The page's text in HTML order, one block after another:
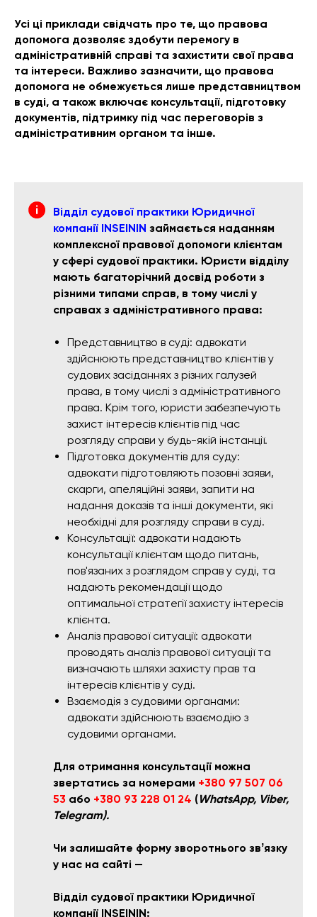
Усі ці приклади свідчать про те, що правова
допомога дозволяє здобути перемогу в
адміністративній справі та захистити свої права
та інтереси. Важливо зазначити, що правова
допомога не обмежується лише представництвом
в суді, а також включає консультації, підготовку
документів, підтримку під час переговорів з
адміністративним органом та інше.
Відділ судової практики Юридичної
компанії INSEININ займається наданням
комплексної правової допомоги клієнтам
у сфері судової практики. Юристи відділу
мають багаторічний досвід роботи з
різними типами справ, в тому числі у
справах з адміністративного права:
Представництво в суді: адвокати
здійснюють представництво клієнтів у
судових засіданнях з різних галузей
права, в тому числі з адміністративного
права. Крім того, юристи забезпечують
захист інтересів клієнтів під час
розгляду справи у будь-якій інстанції.
Підготовка документів для суду:
адвокати підготовляють позовні заяви,
скарги, апеляційні заяви, запити на
надання доказів та інші документи, які
необхідні для розгляду справи в суді.
Консультації: адвокати надають
консультації клієнтам щодо питань,
пов'язаних з розглядом справ у суді, та
надають рекомендації щодо
оптимальної стратегії захисту інтересів
клієнта.
Аналіз правової ситуації: адвокати
проводять аналіз правової ситуації та
визначають шляхи захисту прав та
інтересів клієнтів у суді.
Взаємодія з судовими органами:
адвокати здійснюють взаємодію з
судовими органами.
Для отримання консультації можна
звертатись за номерами +380 97 507 06
53 або +380 93 228 01 24 (WhatsApp, Viber,
Telegram).
Чи залишайте форму зворотнього звʼязку
у нас на сайті —
Відділ судової практики Юридичної
компанії INSEININ: